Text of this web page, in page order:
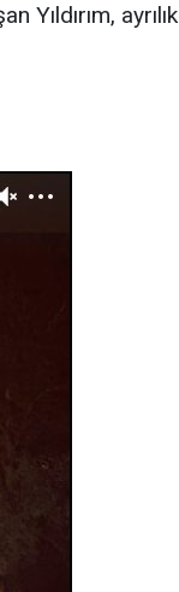
Yıldırım, ayrılık